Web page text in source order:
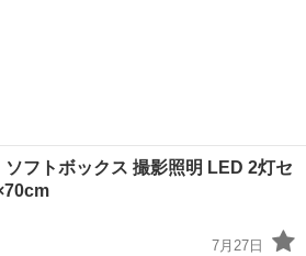
ソフトボックス 撮影照明 LED 2灯セ
7月27日